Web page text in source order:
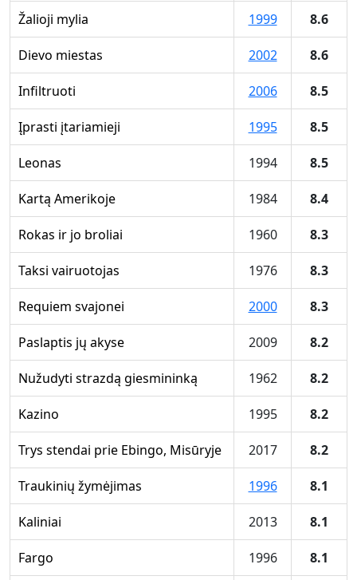
Žalioji mylia 1999 8.6
Dievo miestas 2002 8.6
Infiltruoti 2006 8.5
Įprasti įtariamieji 1995 8.5
Leonas 1994 8.5
Kartą Amerikoje 1984 8.4
Rokas ir jo broliai 1960 8.3
Taksi vairuotojas 1976 8.3
Requiem svajonei 2000 8.3
Paslaptis jų akyse 2009 8.2
Nužudyti strazdą giesmininką 1962 8.2
Kazino 1995 8.2
Trys stendai prie Ebingo, Misūryje 2017 8.2
Traukinių žymėjimas 1996 8.1
Kaliniai 2013 8.1
Fargo 1996 8.1